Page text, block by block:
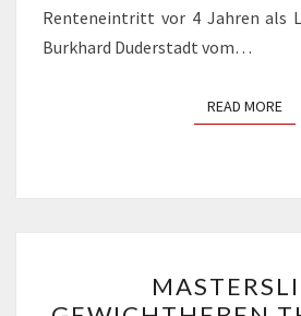
Renteneintritt vor 4 Jahren als
Burkhard Duderstadt vom…
READ MORE